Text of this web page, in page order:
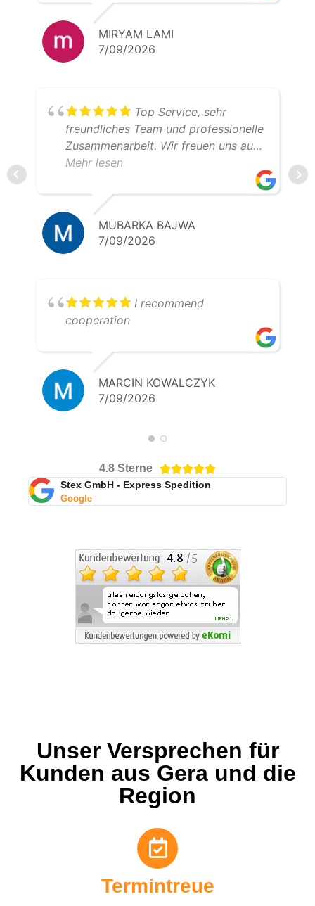
MIRYAM LAMI
7/09/2026
Top Service, sehr
freundliches Team und professionelle
Zusammenarbeit. Wir freuen uns auf
weitere gemeinsame Transporte.
Mehr lesen
MUBARKA BAJWA
7/09/2026
I recommend
cooperation
MARCIN KOWALCZYK
7/09/2026
4.8 Sterne 
Stex GmbH - Express Spedition
Google
Unser Versprechen für
Kunden aus Gera und die
Region
Termintreue